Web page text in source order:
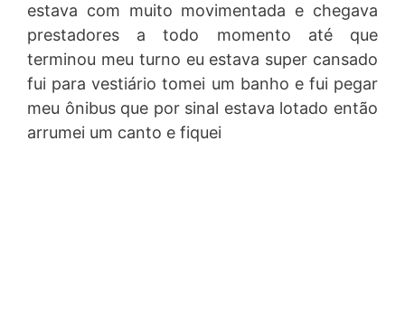
estava com muito movimentada e chegava
prestadores a todo momento até que
terminou meu turno eu estava super cansado
fui para vestiário tomei um banho e fui pegar
meu ônibus que por sinal estava lotado então
arrumei um canto e fiquei